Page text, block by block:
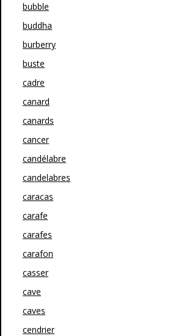
bubble
buddha
burberry
buste
cadre
canard
canards
cancer
candélabre
candelabres
caracas
carafe
carafes
carafon
casser
cave
caves
cendrier